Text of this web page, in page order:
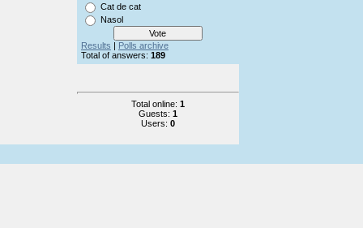
Cat de cat
Nasol
Results | Polls archive
Total of answers: 189
Total online: 1
Guests: 1
Users: 0